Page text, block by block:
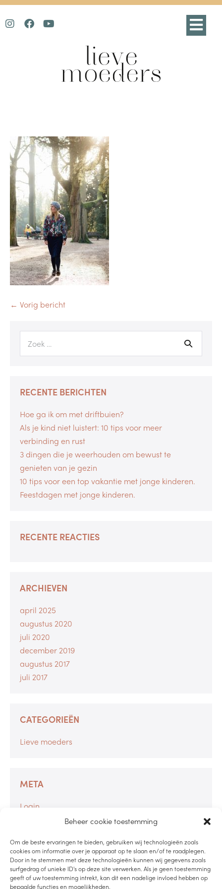
Beheer cookie toestemming
Om de beste ervaringen te bieden, gebruiken wij technologieën zoals
cookies om informatie over je apparaat op te slaan en/of te raadplegen.
Door in te stemmen met deze technologieën kunnen wij gegevens zoals
surfgedrag of unieke ID's op deze site verwerken. Als je geen toestemming
geeft of uw toestemming intrekt, kan dit een nadelige invloed hebben op
bepaalde functies en mogelijkheden.
← Vorig bericht
RECENTE BERICHTEN
Hoe ga ik om met driftbuien?
Als je kind niet luistert: 10 tips voor meer
verbinding en rust
3 dingen die je weerhouden om bewust te
genieten van je gezin
10 tips voor een top vakantie met jonge kinderen.
Feestdagen met jonge kinderen.
RECENTE REACTIES
ARCHIEVEN
april 2025
augustus 2020
juli 2020
december 2019
augustus 2017
juli 2017
CATEGORIEËN
Lieve moeders
META
Login
Berichten feed
WordPress.org